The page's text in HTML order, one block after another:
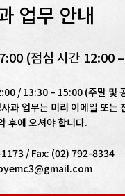
업무 안내
(점심 시간 12:00
/ 13:30 – 15:00 (주말 및
과 업무는 미리 이메일 또는
후에 오셔야 합니다.
/ Fax: (02) 792-8334